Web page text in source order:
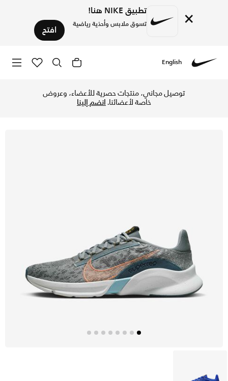
× تطبيق NIKE هنا!
تسوق ملابس وأحذية رياضية افتح
English
توصيل مجاني، منتجات حصرية للأعضاء، وعروض
خاصة لأعضائنا.انضم إلينا